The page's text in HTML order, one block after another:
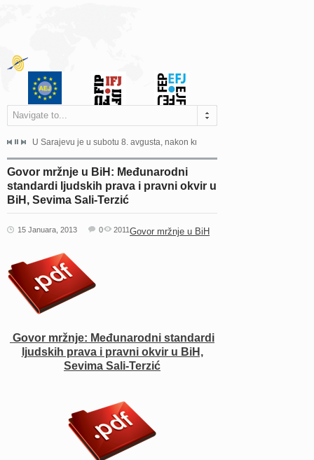
Navigate to...
na zahtjeve za pristup informacijama u zakonskom...
U Sarajevu je u subotu 8. avgusta, nakon kraće bolesti, preminuo
Govor mržnje u BiH: Međunarodni
standardi ljudskih prava i pravni okvir u
BiH, Sevima Sali-Terzić
15 Januara, 2013 Govor mržnje u BiH
0 2011
Govor mržnje: Međunarodni standardi
ljudskih prava i pravni okvir u BiH,
Sevima Sali-Terzić